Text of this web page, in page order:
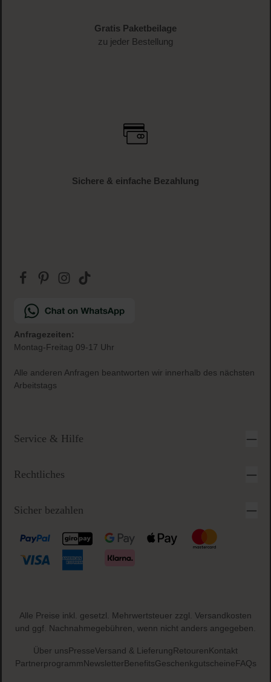
Gratis Paketbeilage
zu jeder Bestellung
Sichere & einfache Bezahlung
Anfragezeiten:
Montag-Freitag 09-17 Uhr
Alle anderen Anfragen beantworten wir innerhalb des nächsten
Arbeitstags
Service & Hilfe
Rechtliches
Sicher bezahlen
Alle Preise inkl. gesetzl. Mehrwertsteuer zzgl. Versandkosten
und ggf. Nachnahmegebühren, wenn nicht anders angegeben.
Über unsPresseVersand & LieferungRetourenKontakt
PartnerprogrammNewsletterBenefitsGeschenkgutscheineFAQs